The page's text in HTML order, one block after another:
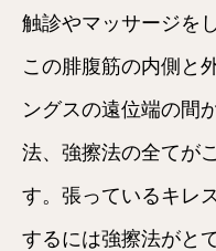
触診やマッサージを
この腓腹筋の内側と
ングスの遠位端の間
法、強擦法の全てが
す。張っているキレ
するには強擦法がと